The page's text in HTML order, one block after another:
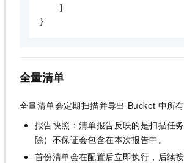
]
}
全量清单
全量清单会定期扫描并导出 Bucket 中所
报告快照：清单报告反映的是扫描任
除）不保证会包含在本次报告中。
首份清单会在配置后立即执行，后续